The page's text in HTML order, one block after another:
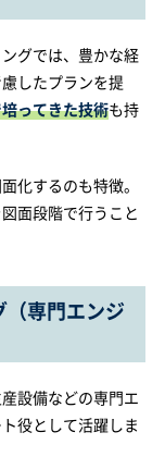
グでは、豊かな経
したプランを提
ってきた技術も持
化するのも特徴。
面段階で行うこと
専門エンジ
設備などの専門エ
役として活躍しま